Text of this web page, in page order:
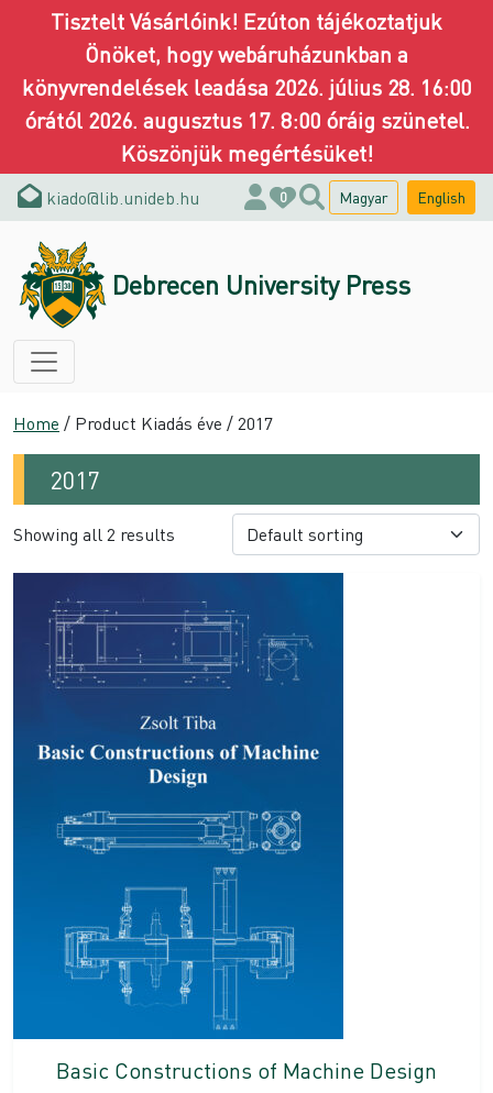
Tisztelt Vásárlóink! Ezúton tájékoztatjuk
Önöket, hogy webáruházunkban a
könyvrendelések leadása 2026. július 28. 16:00
órától 2026. augusztus 17. 8:00 óráig szünetel.
Köszönjük megértésüket!
kiado@lib.unideb.hu 0 Magyar English
Debrecen University Press
Home / Product Kiadás éve / 2017
2017
Showing all 2 results
Basic Constructions of Machine Design